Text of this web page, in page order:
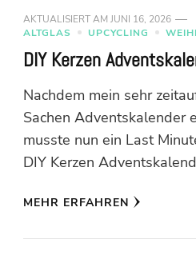
AKTUALISIERT AM JUNI 16, 2026
ALTGLAS
UPCYCLING
DIY Kerzen
Nachdem mein sehr
Sachen Adventskalender
musste nun ein Last
DIY Kerzen
MEHR ERFAHREN